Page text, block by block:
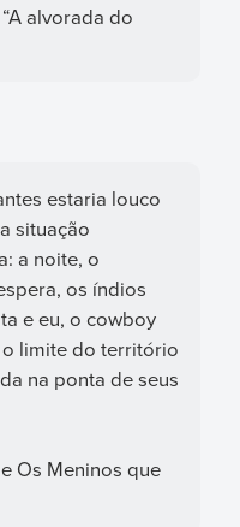
alvorada do
estaria louco
situação
a noite, o
os índios
e eu, o cowboy
limite do território
na ponta de seus
Os Meninos que